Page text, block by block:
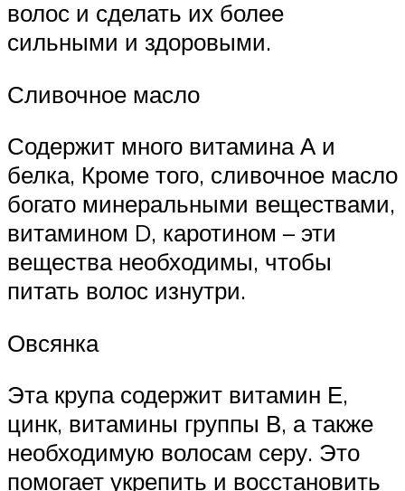
волос и сделать их более
сильными и здоровыми.
Сливочное масло
Содержит много витамина А и
белка, Кроме того, сливочное масло
богато минеральными веществами,
витамином D, каротином – эти
вещества необходимы, чтобы
питать волос изнутри.
Овсянка
Эта крупа содержит витамин Е,
цинк, витамины группы В, а также
необходимую волосам серу. Это
помогает укрепить и восстановить